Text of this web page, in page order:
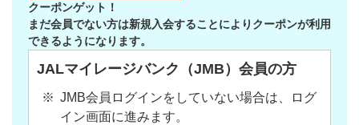
クーポンゲット！
まだ会員でない方は新規入会することによりクーポンが利用
できるようになります。
JALマイレージバンク（JMB）会員の方
JMB会員ログインをしていない場合は、ログ
イン画面に進みます。